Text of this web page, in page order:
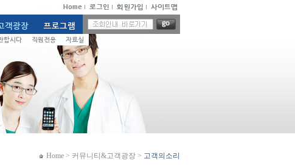
Home > 커뮤니티&고객광장 > 고객의소리